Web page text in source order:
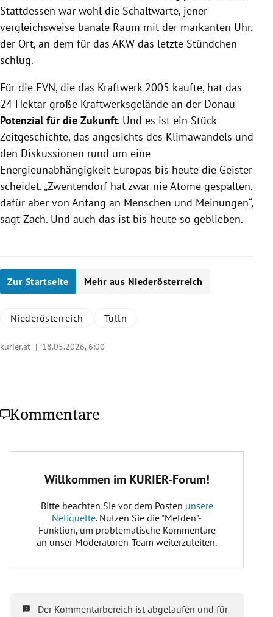
Stattdessen war wohl die Schaltwarte, jener
vergleichsweise banale Raum mit der markanten Uhr,
der Ort, an dem für das AKW das letzte Stündchen
schlug.
Für die EVN, die das Kraftwerk 2005 kaufte, hat das
24 Hektar große Kraftwerksgelände an der Donau
Potenzial für die Zukunft. Und es ist ein Stück
Zeitgeschichte, das angesichts des Klimawandels und
den Diskussionen rund um eine
Energieunabhängigkeit Europas bis heute die Geister
scheidet. „Zwentendorf hat zwar nie Atome gespalten,
dafür aber von Anfang an Menschen und Meinungen“,
sagt Zach. Und auch das ist bis heute so geblieben.
Zur Startseite Mehr aus Niederösterreich
Niederösterreich Tulln
kurier.at | 18.05.2026, 6:00
Kommentare